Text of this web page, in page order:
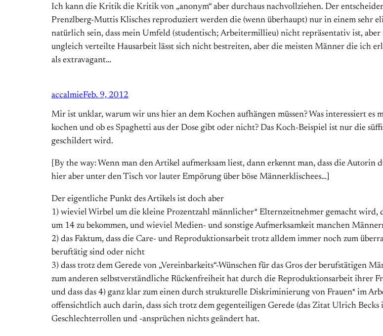
Ich kann die Kritik die Kritik von „anonym“ aber durchaus nachvollziehen. Der
Prenzlberg-Muttis Klisches reproduziert werden die (wenn überhaupt) nur in einem sehr
natürlich sein, dass mein Umfeld (studentisch; Arbeitermillieu) nicht repräsentativ ist,
ungleich verteilte Hausarbeit lässt sich nicht bestreiten, aber die meisten Männer die ich
als extravagant…
accalmieFeb. 9, 2012
Mir ist unklar, warum wir uns hier an dem Kochen aufhängen müssen? Was interessiert
kochen und ob es Spaghetti aus der Dose gibt oder nicht? Das Koch-Beispiel ist nur die
geschildert wird.
[By the way: Wenn man den Artikel aufmerksam liest, dann erkennt man, dass die
hier aber unter den Tisch vor lauter Empörung über böse Männerklischees…]
Der eigentliche Punkt des Artikels ist doch aber
1) wieviel Wirbel um die kleine Prozentzahl männlicher* Elternzeitnehmer gemacht wird,
um 14 zu bekommen, und wieviel Medien- und sonstige Aufmerksamkeit manchen
2) das Faktum, dass die Care- und Reproduktionsarbeit trotz alldem immer noch zum
beruftätig sind oder nicht
3) dass trotz dem Gerede von „Vereinbarkeits“-Wünschen für das Gros der berufstätigen
zum anderen selbstverständliche Rückenfreiheit hat durch die Reproduktionsarbeit ihrer
und dass das 4) ganz klar zum einen durch strukturelle Diskriminierung von Frauen* im
offensichtlich auch darin, dass sich trotz dem gegenteiligen Gerede (das Zitat Ulrich
Geschlechterrollen und -ansprüchen nichts geändert hat.